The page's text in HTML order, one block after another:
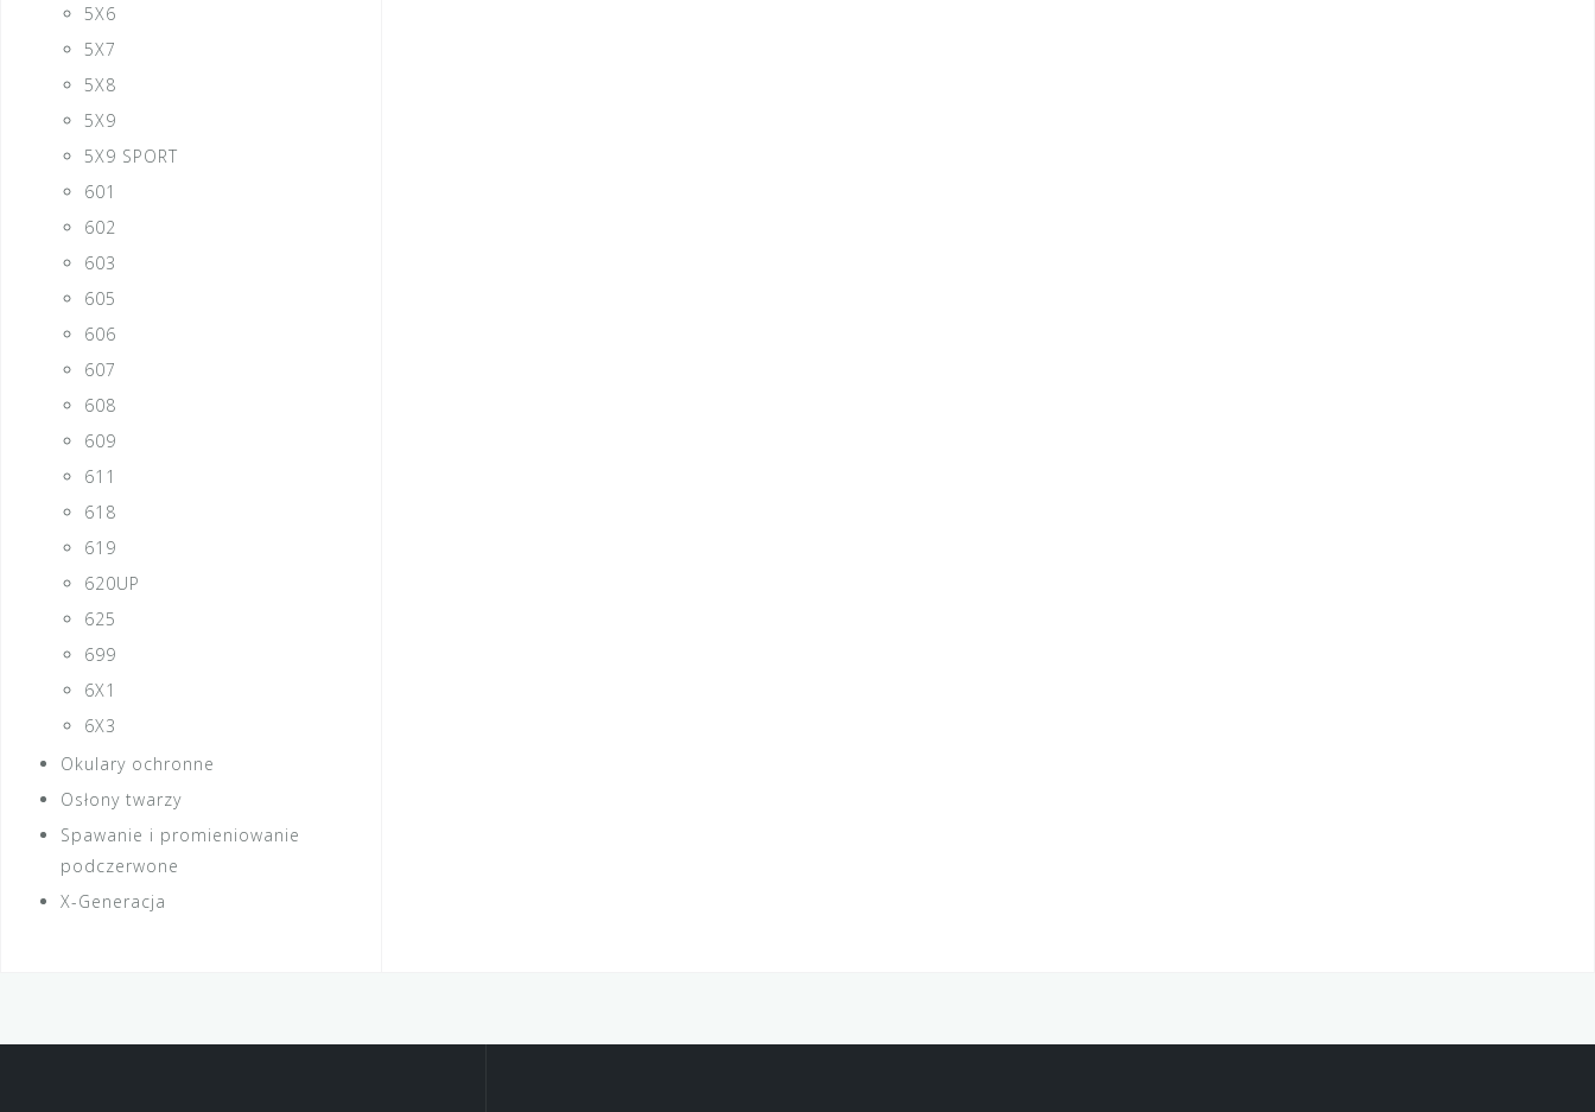
5X6
5X7
5X8
5X9
5X9 SPORT
601
602
603
605
606
607
608
609
611
618
619
620UP
625
699
6X1
6X3
Okulary ochronne
Osłony twarzy
Spawanie i promieniowanie
podczerwone
X-Generacja